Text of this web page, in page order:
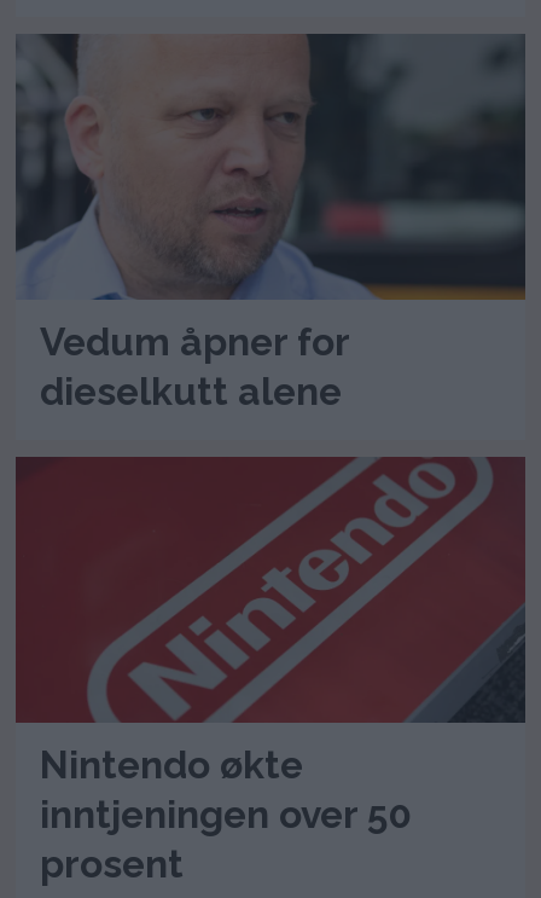
Vedum åpner for
dieselkutt alene
Nintendo økte
inntjeningen over 50
prosent